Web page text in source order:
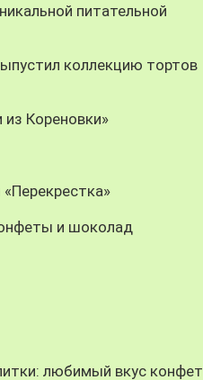
питательной
коллекцию тортов
Кореновки»
и шоколад
любимый вкус конфет